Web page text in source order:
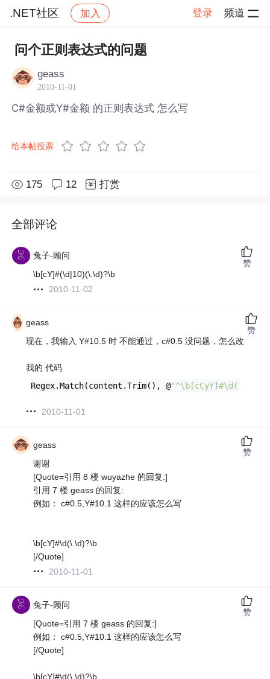
.NET社区 加入 登录 频道
社区 .NET社区 帖子详情
问个正则表达式的问题
geass
2010-11-01
C#金额或Y#金额 的正则表达式 怎么写
给本帖投票
175 12 打赏
全部评论
兔子-顾问
\b[cY]#(\d|10)(\.\d)?\b
2010-11-02
赞
geass
现在，我输入 Y#10.5 时 不能通过，c#0.5 没问题，怎么改
我的 代码
Regex.Match(content.Trim(), @
2010-11-01
赞
geass
谢谢
[Quote=引用 8 楼 wuyazhe 的回复:]
引用 7 楼 geass 的回复:
例如： c#0.5,Y#10.1 这样的应该怎么写
\b[cY]#\d(\.\d)?\b
[/Quote]
2010-11-01
赞
兔子-顾问
[Quote=引用 7 楼 geass 的回复:]
例如： c#0.5,Y#10.1 这样的应该怎么写
[/Quote]
\b[cY]#\d(\.\d)?\b
赞